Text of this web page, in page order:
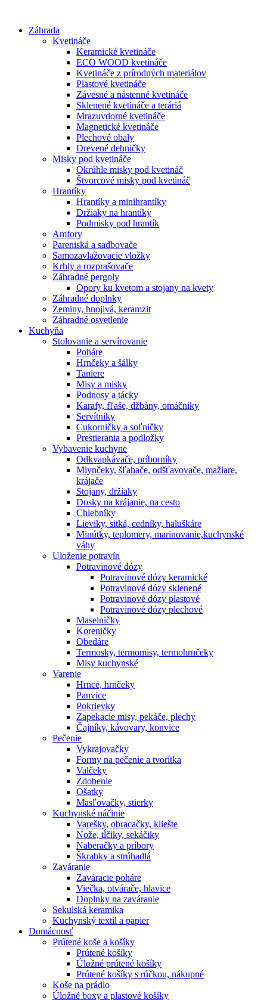
obsah
Záhrada
Kvetináče
Keramické kvetináče
ECO WOOD kvetináče
Kvetináče z prírodných materiálov
Plastové kvetináče
Závesné a nástenné kvetináče
Sklenené kvetináče a teráriá
Mrazuvdorné kvetináče
Magnetické kvetináče
Plechové obaly
Drevené debničky
Misky pod kvetináče
Okrúhle misky pod kvetináč
Štvorcové misky pod kvetináč
Hrantíky
Hrantíky a minihrantíky
Držiaky na hrantíky
Podmisky pod hrantík
Amfory
Pareniská a sadbovače
Samozavlažovacie vložky
Krhly a rozprašovače
Záhradné pergoly
Opory ku kvetom a stojany na kvety
Záhradné doplnky
Zeminy, hnojivá, keramzit
Záhradné osvetlenie
Kuchyňa
Stolovanie a servírovanie
Poháre
Hrnčeky a šálky
Taniere
Misy a misky
Podnosy a tácky
Karafy, fľaše, džbány, omáčniky
Servítniky
Cukorničky a soľničky
Prestierania a podložky
Vybavenie kuchyne
Odkvapkávače, príborníky
Mlynčeky, šľahače, odšťavovače, mažiare,
krájače
Stojany, držiaky
Dosky na krájanie, na cesto
Chlebníky
Lieviky, sitká, cedníky, haluškáre
Minútky, teplomery, marinovanie,kuchynské
váhy
Uloženie potravín
Potravinové dózy
Potravinové dózy keramické
Potravinové dózy sklenené
Potravinové dózy plastové
Potravinové dózy plechové
Maselničky
Koreničky
Obedáre
Termosky, termomisy, termohrnčeky
Misy kuchynské
Varenie
Hrnce, hrnčeky
Panvice
Pokrievky
Zapekacie misy, pekáče, plechy
Čajníky, kávovary, konvice
Pečenie
Vykrajovačky
Formy na pečenie a tvorítka
Valčeky
Zdobenie
Ošatky
Masľovačky, stierky
Kuchynské náčinie
Varešky, obracačky, kliešte
Nože, tĺčiky, sekáčiky
Naberačky a príbory
Škrabky a strúhadlá
Zaváranie
Zaváracie poháre
Viečka, otvárače, hlavice
Doplnky na zaváranie
Sekulská keramika
Kuchynský textil a papier
Domácnosť
Prútené koše a košíky
Prútené košíky
Úložné prútené košíky
Prútené košíky s rúčkou, nákupné
Koše na prádlo
Úložné boxy a plastové košíky